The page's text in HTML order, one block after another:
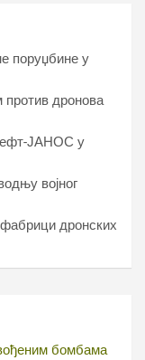
поруџбине у
против дронова
ЈАНОС у
војног
дронских
бомбама